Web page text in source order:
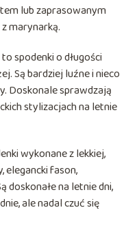
lub zaprasowanym
marynarką.
spodenki o długości
Są bardziej luźne i nieco
Doskonale sprawdzają
stylizacjach na letnie
wykonane z lekkiej,
elegancki fason,
doskonałe na letnie dni,
ale nadal czuć się